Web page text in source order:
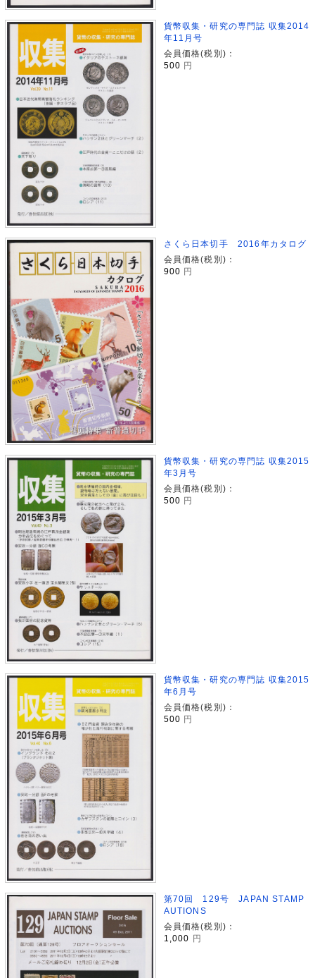
貨幣収集・研究の専門誌 収集2014
年11月号
会員価格(税別)：
500 円
さくら日本切手 2016年カタログ
会員価格(税別)：
900 円
貨幣収集・研究の専門誌 収集2015
年3月号
会員価格(税別)：
500 円
貨幣収集・研究の専門誌 収集2015
年6月号
会員価格(税別)：
500 円
第70回 129号 JAPAN STAMP
AUTIONS
会員価格(税別)：
1,000 円